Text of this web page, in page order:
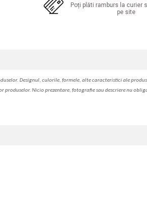
Poți plăti ramburs la curier
pe site
Designul, culorile, formele, alte caracteristici ale
produselor. Nicio prezentare, fotografie sau descriere nu oblig